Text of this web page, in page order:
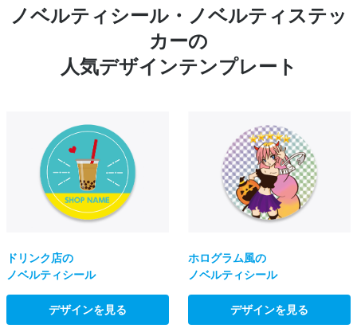
ノベルティシール・ノベルティステッ
カーの
人気デザインテンプレート
ドリンク店の
ノベルティシール
デザインを見る
ホログラム風の
ノベルティシール
デザインを見る